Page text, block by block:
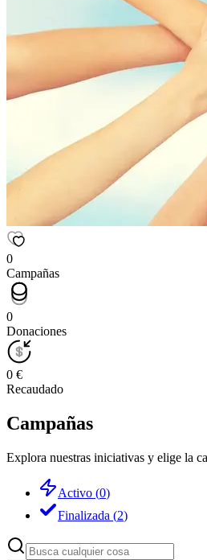
0
Campañas
0
Donaciones
0 €
Recaudado
Campañas
Explora nuestras iniciativas y elige la
Activo (0)
Finalizada (2)